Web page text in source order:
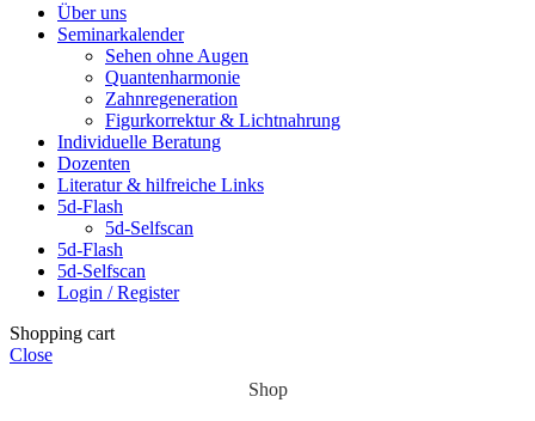
Über uns
Seminarkalender
Sehen ohne Augen
Quantenharmonie
Zahnregeneration
Figurkorrektur & Lichtnahrung
Individuelle Beratung
Dozenten
Literatur & hilfreiche Links
5d-Flash
5d-Selfscan
5d-Flash
5d-Selfscan
Login / Register
Shopping cart
Close
Shop